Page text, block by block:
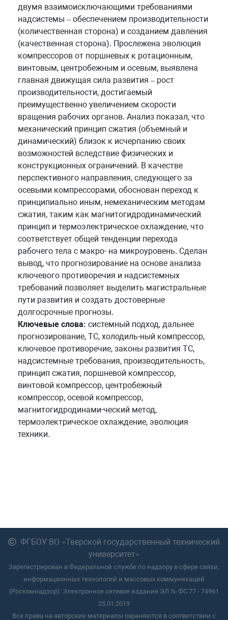
двумя взаимоисключающими требованиями
надсистемы – обеспечением производительности
(количественная сторона) и созданием давления
(качественная сторона). Прослежена эволюция
компрессоров от поршневых к ротационным,
винтовым, центробежным и осевым, выявлена
главная движущая сила развития – рост
производительности, достигаемый
преимущественно увеличением скорости
вращения рабочих органов. Анализ показал, что
механический принцип сжатия (объемный и
динамический) близок к исчерпанию своих
возможностей вследствие физических и
конструкционных ограничений. В качестве
перспективного направления, следующего за
осевыми компрессорами, обоснован переход к
принципиально иным, немеханическим методам
сжатия, таким как магнитогидродинамический
принцип и термоэлектрическое охлаждение, что
соответствует общей тенденции перехода
рабочего тела с макро- на микроуровень. Сделан
вывод, что прогнозирование на основе анализа
ключевого противоречия и надсистемных
требований позволяет выделить магистральные
пути развития и создать достоверные
долгосрочные прогнозы.
Ключевые слова: системный подход, дальнее
прогнозирование, ТС, холодиль-ный компрессор,
ключевое противоречие, законы развития ТС,
надсистемные требования, производительность,
принцип сжатия, поршневой компрессор,
винтовой компрессор, центробежный
компрессор, осевой компрессор,
магнитогидродинами-ческий метод,
термоэлектрическое охлаждение, эволюция
техники.
ФГБОУ ВО «Тверской государственный технический
университет»
Зарегистрирован в Федеральной службе по надзору в сфере связи,
информационных технологий и массовых коммуникаций
(Роскомнадзор): Электронное сетевое издание ЭЛ № ФС 77 - 74961
25.01.2019
Все права на авторские материалы охраняются в соответствии с